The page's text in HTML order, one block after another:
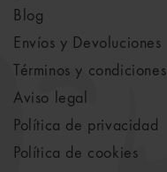
Blog
Envíos y Devoluciones
Términos y condiciones
Aviso legal
Política de privacidad
Política de cookies